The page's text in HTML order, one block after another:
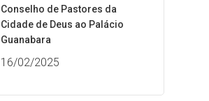
Conselho de Pastores da
Cidade de Deus ao Palácio
Guanabara
16/02/2025